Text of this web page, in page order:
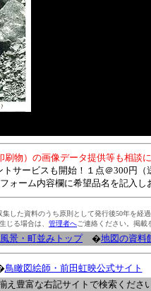
物）の画像データ提供等も相談
トサービスも開始！１点＠300円（
ォーム内容欄に希望品名を記入し
した資料のうち原則として発行後50年を経
じる場合は、 管理者へご連絡ください。掲載
景・町並みトップ�地図の資料
鳥瞰図絵師・前田虹映公式サイト
豊富な右記サイトで検索くださ